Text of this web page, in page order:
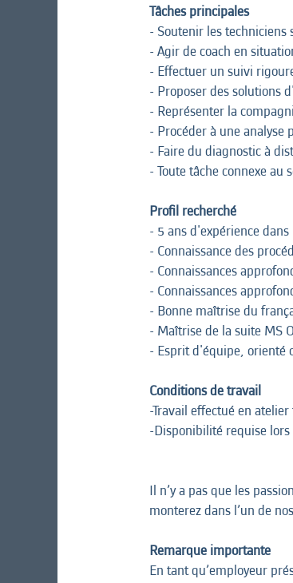
Tâches principales
- Soutenir les techniciens
- Agir de coach en
- Effectuer un suivi
- Proposer des solutions
- Représenter la
- Procéder à une analyse
- Faire du diagnostic à
- Toute tâche connexe
Profil recherché
- 5 ans d'expérience
- Connaissance des
- Connaissances
- Connaissances
- Bonne maîtrise du
- Maîtrise de la suite MS
- Esprit d'équipe, orienté
Conditions de travail
-Travail effectué en
-Disponibilité requise lors
Il n’y a pas que les
monterez dans l’un de
Remarque importante
En tant qu’employeur